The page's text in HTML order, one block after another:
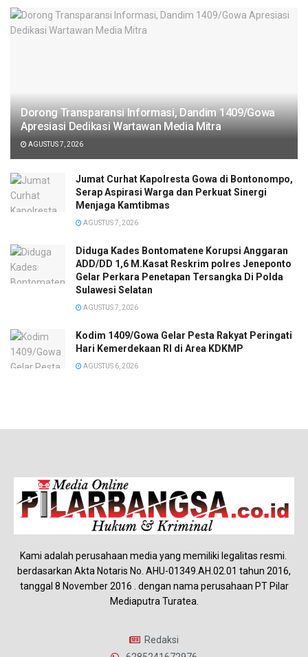
Dorong Transparansi Informasi, Dandim 1409/Gowa
Apresiasi Dedikasi Wartawan Media Mitra
AGUSTUS 7, 2026
Jumat Curhat Kapolresta Gowa di Bontonompo,
Serap Aspirasi Warga dan Perkuat Sinergi
Menjaga Kamtibmas
AGUSTUS 7, 2026
Diduga Kades Bontomatene Korupsi Anggaran
ADD/DD 1,6 M.Kasat Reskrim polres Jeneponto
Gelar Perkara Penetapan Tersangka Di Polda
Sulawesi Selatan
AGUSTUS 7, 2026
Kodim 1409/Gowa Gelar Pesta Rakyat Peringati
Hari Kemerdekaan RI di Area KDKMP
AGUSTUS 6, 2026
Kami adalah perusahaan media yang memiliki legalitas resmi.
berdasarkan Akta Notaris No. AHU-01349.AH.02.01 tahun 2016,
tanggal 8 November 2016 . dengan nama perusahaan PT Pilar
Mediaputra Turatea.
Redaksi